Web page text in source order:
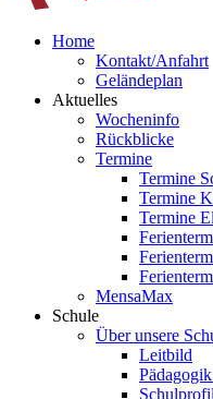
Home
Kontakt/Anfahrt
Geländeplan
Aktuelles
Wocheninfo
Rückblicke
Termine
Termine
Termine
Termine
MensaMax
Schule
Über unsere
Leitbild